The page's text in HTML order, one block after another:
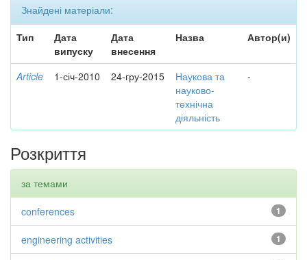
Знайдені матеріали:
Тип
Дата
випуску
Дата
внесення
Назва Автор(и)
Article 1-січ-2010 24-гру-2015
Наукова та
науково-
технічна
діяльність
-
Розкриття
за темами
1
conferences
1
engineering activities